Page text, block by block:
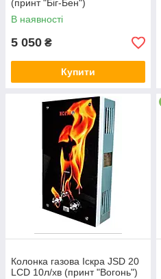
(принт "Біг-Бен")
В наявності
5 050 ₴
Купити
Колонка газова Іскра JSD 20
LCD 10л/хв (принт "Вогонь")